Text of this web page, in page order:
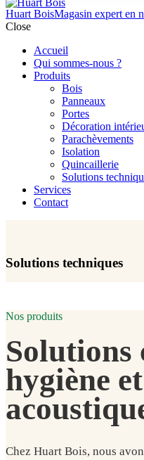
Huart BoisMagasin expert en
Close
Accueil
Qui sommes-nous ?
Produits
Bois
Panneaux
Portes
Décoration
Parachèvements
Isolation
Quincaillerie
Solutions
Services
Contact
Solutions techniques
Nos produits
Solutions
hygiène
Chez Huart Bois, nous